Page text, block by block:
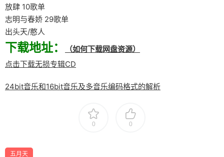
放肆 10歌单
志明与春娇 29歌单
出头天/憨人
下载地址：
（如何下载网盘资源）
点击下载无损专辑CD
24bit音乐和16bit音乐及多音乐编码格式的解析
0 0
五月天